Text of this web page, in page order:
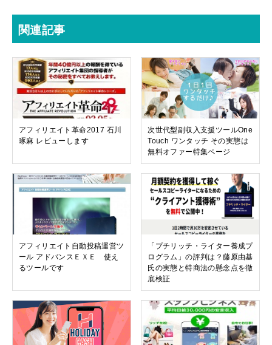
関連記事
アフィリエイト革命2017 石川
琢麻 レビューします
次世代型副収入支援ツールOne
Touch ワンタッチ その実態は
無料オファー特集ページ
アフィリエイト自動投稿運営ツ
ール アドバンスＥＸＥ 使え
るツールです
「プチリッチ・ライター養成プ
ログラム」の評判は？藤原由基
氏の実態と特商法の懸念点を徹
底検証